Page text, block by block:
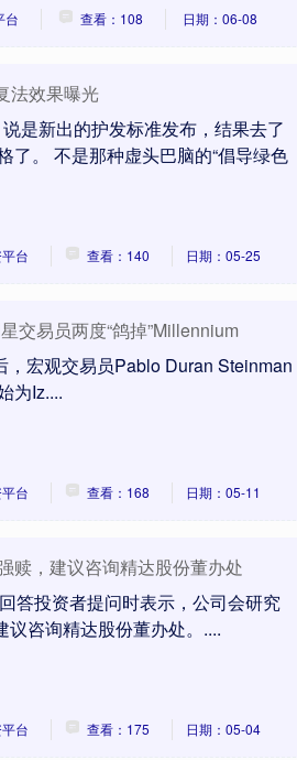
台 查看：108 日期：06-08
法效果曝光
是新出的护发标准发布，结果去了
。 不是那种虚头巴脑的“倡导绿色
台 查看：140 日期：05-25
交易员两度“鸽掉”Millennium
宏观交易员Pablo Duran Steinman
为Iz....
台 查看：168 日期：05-11
赎，建议咨询精达股份董办处
答投资者提问时表示，公司会研究
咨询精达股份董办处。....
台 查看：175 日期：05-04